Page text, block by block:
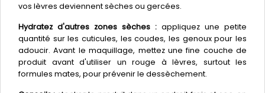
vos lèvres deviennent sèches ou gercées.
Hydratez d'autres zones sèches : appliquez une petite
quantité sur les cuticules, les coudes, les genoux pour les
adoucir. Avant le maquillage, mettez une fine couche de
produit avant d'utiliser un rouge à lèvres, surtout les
formules mates, pour prévenir le dessèchement.